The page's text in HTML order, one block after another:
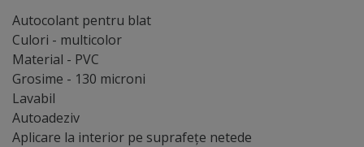
Autocolant pentru blat
Culori - multicolor
Material - PVC
Grosime - 130 microni
Lavabil
Autoadeziv
Aplicare la interior pe suprafeţe netede